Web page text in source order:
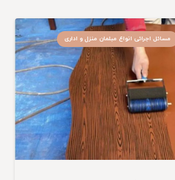
مسائل اجرائی انواع مبلمان منزل و اداری